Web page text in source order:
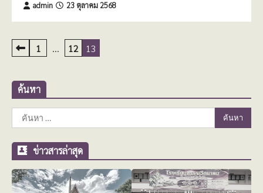
admin 23 ตุลาคม 2568
Posts1 … 12 13
ค้นหา
ค้นหา
สำหรับ:
ข่าวสารล่าสุด